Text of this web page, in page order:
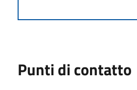
Punti di contatto